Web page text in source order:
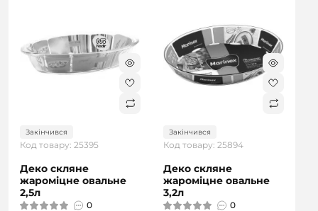
Закінчився
Код товару: 25395
Деко скляне
жароміцне овальне
2,5л
0
Закінчився
Код товару: 25894
Деко скляне
жароміцне овальне
3,2л
0